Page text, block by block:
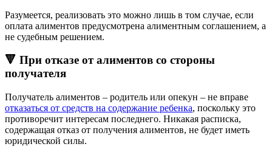
Разумеется, реализовать это можно лишь в том случае, если
оплата алиментов предусмотрена алиментным соглашением, а
не судебным решением.
🔻 При отказе от алиментов со стороны
получателя
Получатель алиментов – родитель или опекун – не вправе
отказаться от средств на содержание ребенка, поскольку это
противоречит интересам последнего. Никакая расписка,
содержащая отказ от получения алиментов, не будет иметь
юридической силы.